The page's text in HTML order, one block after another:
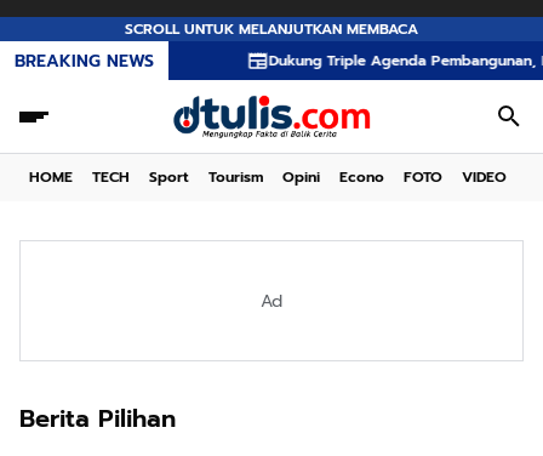
SCROLL UNTUK MELANJUTKAN MEMBACA
BREAKING NEWS Dukung Triple Agenda Pembangunan, Pemprov
HOME TECH Sport Tourism Opini Econo FOTO VIDEO
Ad
Berita Pilihan